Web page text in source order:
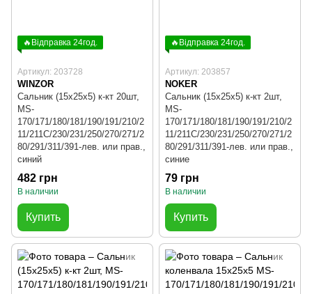
🔥Відправка 24год.
Артикул: 203728
WINZOR
Сальник (15x25x5) к-кт 20шт,
MS-
170/171/180/181/190/191/210/2
11/211C/230/231/250/270/271/2
80/291/311/391-лев. или прав.,
синий
482 грн
В наличии
Купить
🔥Відправка 24год.
Артикул: 203857
NOKER
Сальник (15x25x5) к-кт 2шт,
MS-
170/171/180/181/190/191/210/2
11/211C/230/231/250/270/271/2
80/291/311/391-лев. или прав.,
синие
79 грн
В наличии
Купить